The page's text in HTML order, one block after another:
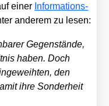
einer Infor­ma­ti­ons­
ande­rem zu lesen:
Gegen­stän­de,
haben. Doch
den
ihre Son­der­heit